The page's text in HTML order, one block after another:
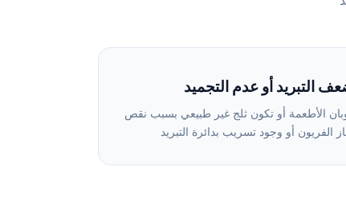
التبريد أو عدم التجميد
الأطعمة أو تكون ثلج غير طبيعي بسبب نقص